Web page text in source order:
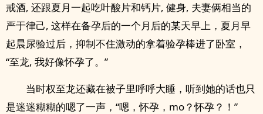
戒酒, 还跟夏月一起吃叶酸片和钙片, 健身, 夫妻俩相当的
严于律己, 这样在备孕后的一个月后的某天早上，夏月早
起晨尿验过后，抑制不住激动的拿着验孕棒进了卧室，
“至龙, 我好像怀孕了。”
当时权至龙还藏在被子里呼呼大睡，听到她的话也只
是迷迷糊糊的嗯了一声，“嗯，怀孕，mo？怀孕？！”